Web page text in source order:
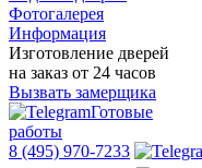
Фотогалерея
Информация
Изготовление дверей
на заказ от 24 часов
Вызвать замерщика
Готовые
работы
8 (495) 970-7233